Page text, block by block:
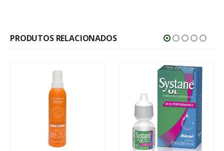
PRODUTOS RELACIONADOS